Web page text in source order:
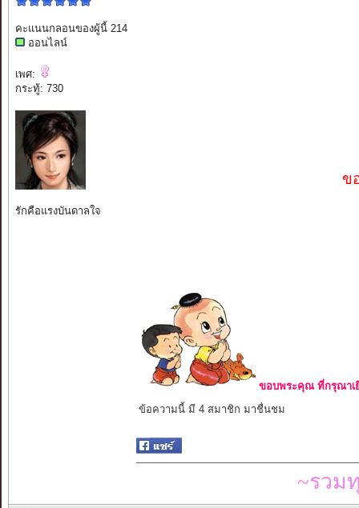
คะแนนกลอนของผู้นี้ 214
ออนไลน์
เพศ:
กระทู้: 730
รักคือแรงบันดาลใจ
ข
ขอบพระคุณ ที่กรุณาเ
ข้อความนี้ มี 4 สมาชิก มาชื่นชม
~รวม